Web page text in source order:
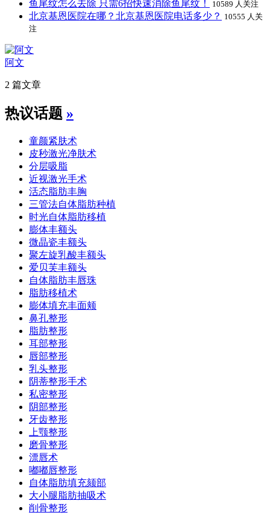
鱼尾纹怎么去除 只需6招快速消除鱼尾纹！ 10589 人关注
北京基恩医院在哪？北京基恩医院电话多少？ 10555 人关
注
阿文
2 篇文章
热议话题 »
童颜紧肤术
皮秒激光净肤术
分层吸脂
近视激光手术
活态脂肪丰胸
三管法自体脂肪种植
时光自体脂肪移植
膨体丰额头
微晶瓷丰额头
聚左旋乳酸丰额头
爱贝芙丰额头
自体脂肪丰唇珠
脂肪移植术
膨体填充丰面颊
鼻孔整形
脂肪整形
耳部整形
唇部整形
乳头整形
阴蒂整形手术
私密整形
阴部整形
牙齿整形
上颚整形
磨骨整形
漂唇术
嘟嘟唇整形
自体脂肪填充颏部
大小腿脂肪抽吸术
削骨整形